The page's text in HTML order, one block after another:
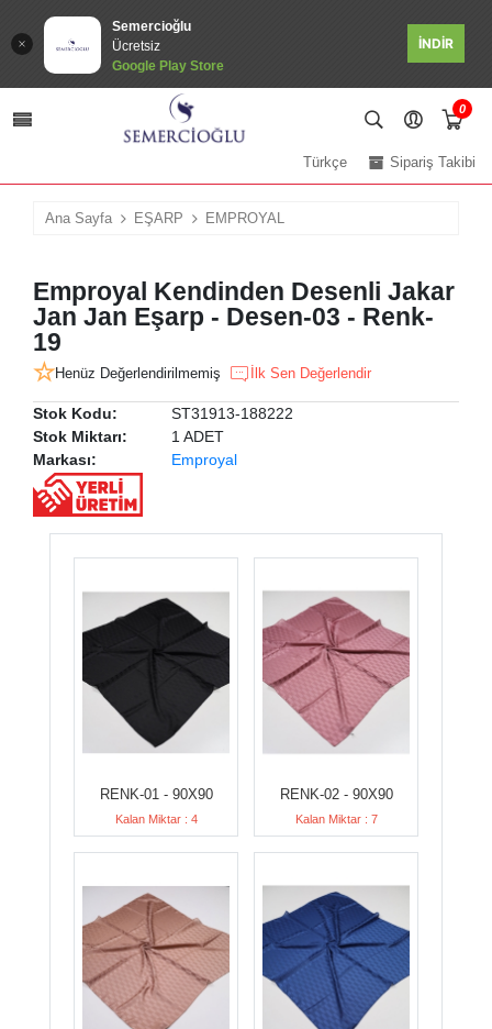
Semercioğlu
Ücretsiz
Google Play Store
İNDİR
0
Sipariş Takibi
Türkçe
Ana Sayfa EŞARP EMPROYAL
Emproyal Kendinden Desenli Jakar
Jan Jan Eşarp - Desen-03 - Renk-
19
Henüz Değerlendirilmemiş İlk Sen Değerlendir
Stok Kodu:
ST31913-188222
Stok Miktarı:
1 ADET
Markası:
Emproyal
RENK-01 - 90X90
Kalan Miktar : 4
RENK-02 - 90X90
Kalan Miktar : 7